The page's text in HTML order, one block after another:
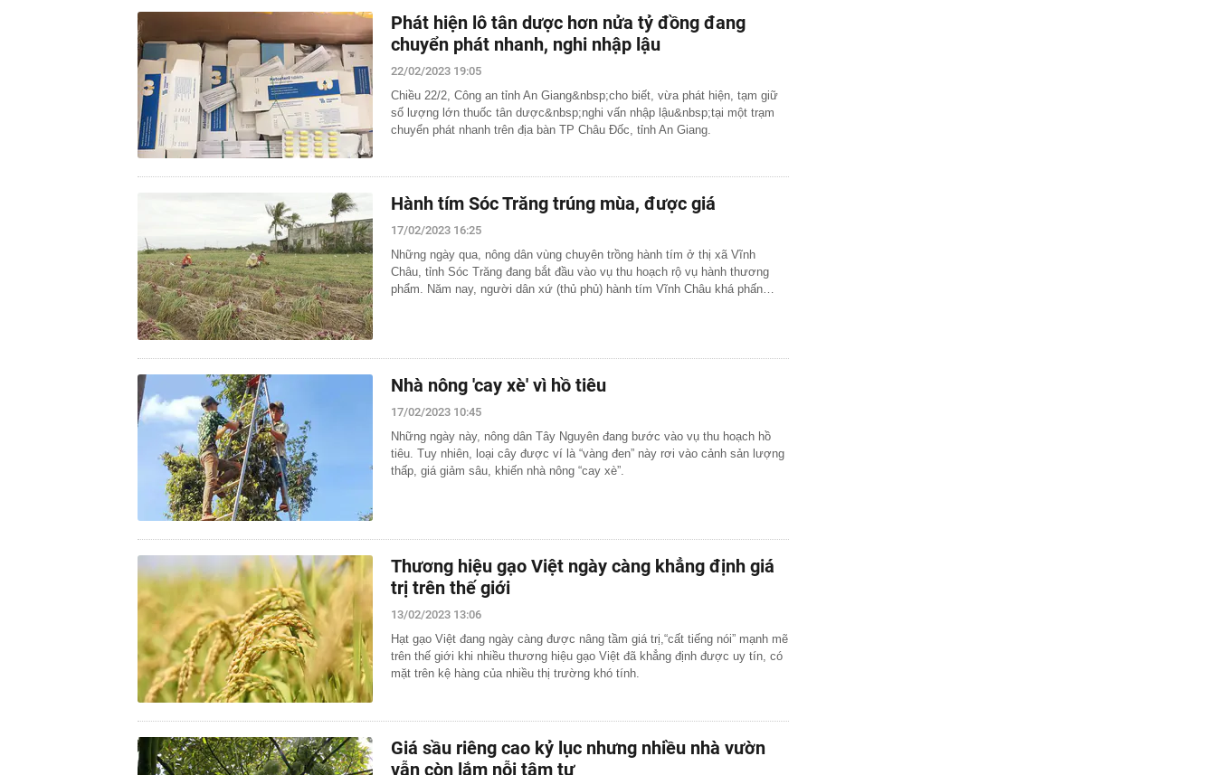
Phát hiện lô tân dược hơn nửa tỷ đồng đang
chuyển phát nhanh, nghi nhập lậu
22/02/2023 19:05
Chiều 22/2, Công an tỉnh An Giang&nbsp;cho biết, vừa phát hiện, tạm giữ
số lượng lớn thuốc tân dược&nbsp;nghi vấn nhập lậu&nbsp;tại một trạm
chuyển phát nhanh trên địa bàn TP Châu Đốc, tỉnh An Giang.
Hành tím Sóc Trăng trúng mùa, được giá
17/02/2023 16:25
Những ngày qua, nông dân vùng chuyên trồng hành tím ở thị xã Vĩnh
Châu, tỉnh Sóc Trăng đang bắt đầu vào vụ thu hoạch rộ vụ hành thương
phẩm. Năm nay, người dân xứ (thủ phủ) hành tím Vĩnh Châu khá phấn…
Nhà nông 'cay xè' vì hồ tiêu
17/02/2023 10:45
Những ngày này, nông dân Tây Nguyên đang bước vào vụ thu hoạch hồ
tiêu. Tuy nhiên, loại cây được ví là “vàng đen” này rơi vào cảnh sản lượng
thấp, giá giảm sâu, khiến nhà nông “cay xè”.
Thương hiệu gạo Việt ngày càng khẳng định giá
trị trên thế giới
13/02/2023 13:06
Hạt gạo Việt đang ngày càng được nâng tầm giá trị,“cất tiếng nói” mạnh mẽ
trên thế giới khi nhiều thương hiệu gạo Việt đã khẳng định được uy tín, có
mặt trên kệ hàng của nhiều thị trường khó tính.
Giá sầu riêng cao kỷ lục nhưng nhiều nhà vườn
vẫn còn lắm nỗi tâm tư